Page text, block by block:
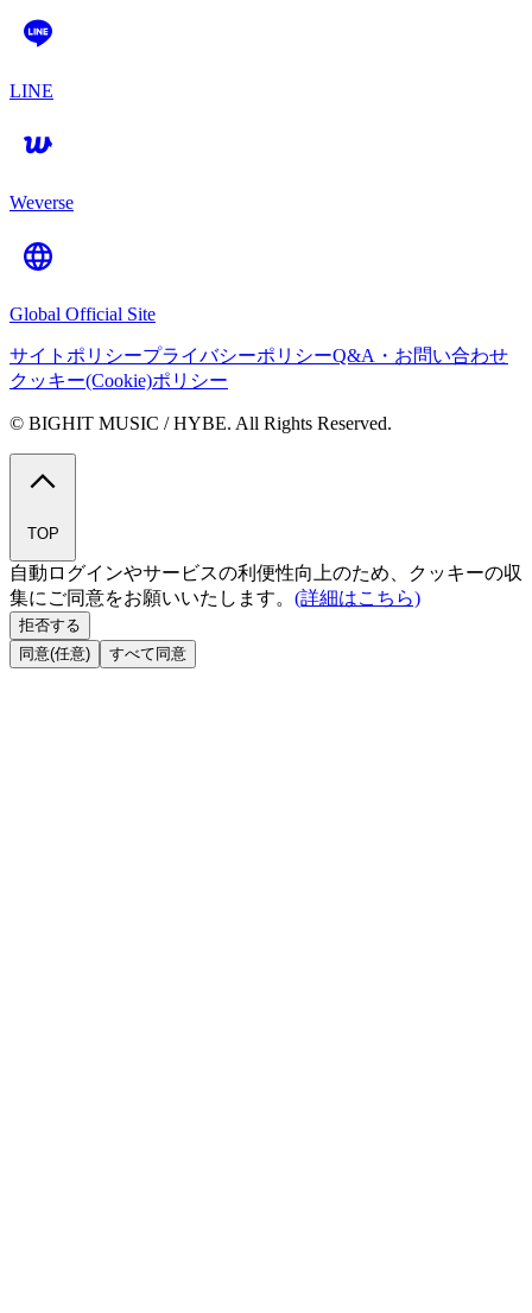
LINE
Weverse
Global Official Site
サイトポリシープライバシーポリシーQ&A・お問い合わせ
クッキー(Cookie)ポリシー
© BIGHIT MUSIC / HYBE. All Rights Reserved.
TOP
自動ログインやサービスの利便性向上のため、クッキーの収
集にご同意をお願いいたします。 (詳細はこちら)
拒否する
同意(任意)
すべて同意